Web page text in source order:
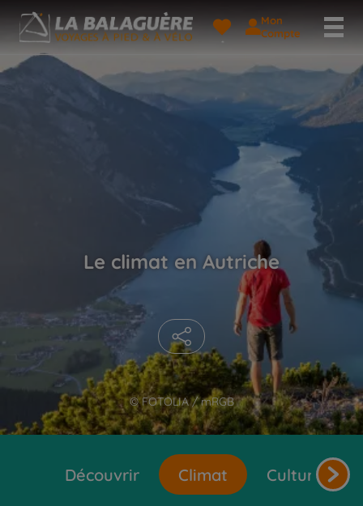
Mon
Compte
© FOTOLIA / mRGB
Le climat en Autriche
Découvrir Climat Cultures et